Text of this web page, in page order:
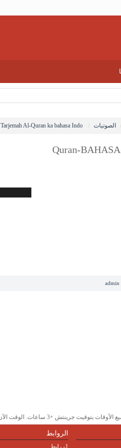
الصوتيات Tarjemah Al-Quran ka bahasa Indo
Quran-
admin
الأوقات بتوقيت جرينتش +3 ساعات. الوقت الآن هو
الروابط
1- رابط